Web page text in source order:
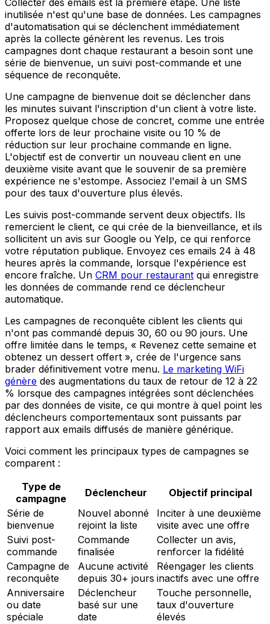
Collecter des emails est la première étape. Une liste
inutilisée n'est qu'une base de données. Les campagnes
d'automatisation qui se déclenchent immédiatement
après la collecte génèrent les revenus. Les trois
campagnes dont chaque restaurant a besoin sont une
série de bienvenue, un suivi post-commande et une
séquence de reconquête.
Une campagne de bienvenue doit se déclencher dans
les minutes suivant l'inscription d'un client à votre liste.
Proposez quelque chose de concret, comme une entrée
offerte lors de leur prochaine visite ou 10 % de
réduction sur leur prochaine commande en ligne.
L'objectif est de convertir un nouveau client en une
deuxième visite avant que le souvenir de sa première
expérience ne s'estompe. Associez l'email à un SMS
pour des taux d'ouverture plus élevés.
Les suivis post-commande servent deux objectifs. Ils
remercient le client, ce qui crée de la bienveillance, et ils
sollicitent un avis sur Google ou Yelp, ce qui renforce
votre réputation publique. Envoyez ces emails 24 à 48
heures après la commande, lorsque l'expérience est
encore fraîche. Un CRM pour restaurant qui enregistre
les données de commande rend ce déclencheur
automatique.
Les campagnes de reconquête ciblent les clients qui
n'ont pas commandé depuis 30, 60 ou 90 jours. Une
offre limitée dans le temps, « Revenez cette semaine et
obtenez un dessert offert », crée de l'urgence sans
brader définitivement votre menu. Le marketing WiFi
génère des augmentations du taux de retour de 12 à 22
% lorsque des campagnes intégrées sont déclenchées
par des données de visite, ce qui montre à quel point les
déclencheurs comportementaux sont puissants par
rapport aux emails diffusés de manière générique.
Voici comment les principaux types de campagnes se
comparent :
Type de
campagne
Déclencheur
Objectif principal
Série de
bienvenue
Nouvel abonné
rejoint la liste
Inciter à une deuxième
visite avec une offre
Suivi post-
commande
Commande
finalisée
Collecter un avis,
renforcer la fidélité
Campagne de
reconquête
Aucune activité
depuis 30+ jours
Réengager les clients
inactifs avec une offre
Anniversaire
ou date
spéciale
Déclencheur
basé sur une
date
Touche personnelle,
taux d'ouverture
élevés